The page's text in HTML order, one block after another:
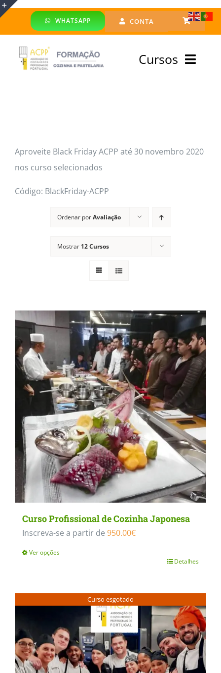
Skip
WHATSAPP CONTA
Cursos
Especialização
Aproveite Black Friday ACPP até 30 novembro 2020
nos curso selecionados
Código: BlackFriday-ACPP
Ordenar porAvaliação
Mostrar 12 Cursos
Curso Profissional de Cozinha Japonesa
Inscreva-se a partir de 950.00€
Ver opções
has
variants.
The
options
Detalhes
Curso esgotado